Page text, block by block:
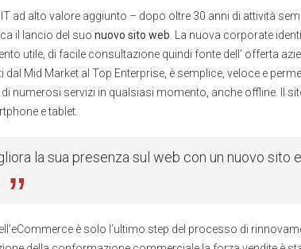
ad alto valore aggiunto – dopo oltre 30 anni di attività
il lancio del suo nuovo sito web. La nuova corporate
utile, di facile consultazione quindi fonte dell’ offerta
dal Mid Market al Top Enterprise, è semplice, veloce e
numerosi servizi in qualsiasi momento, anche offline. Il
e tablet.
la sua presenza sul web con un nuovo sito
è solo l’ultimo step del processo di